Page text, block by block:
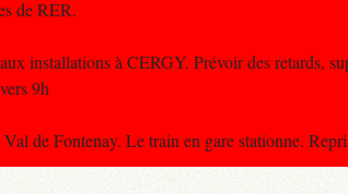
de RER.
installations à CERGY. Prévoir des retards,
9h
de Fontenay. Le train en gare stationne.